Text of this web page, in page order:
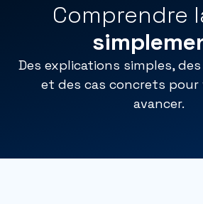
Comprendre
Des explications simples,
et des cas concrets pour
avancer.